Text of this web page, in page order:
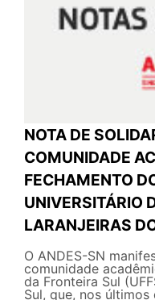
NOTA DE
COMUNIDADE
FECHAMENTO
UNIVERSITÁRIO
LARANJEIRAS
O ANDES-SN
comunidade
da Fronteira Sul
Sul, que, nos